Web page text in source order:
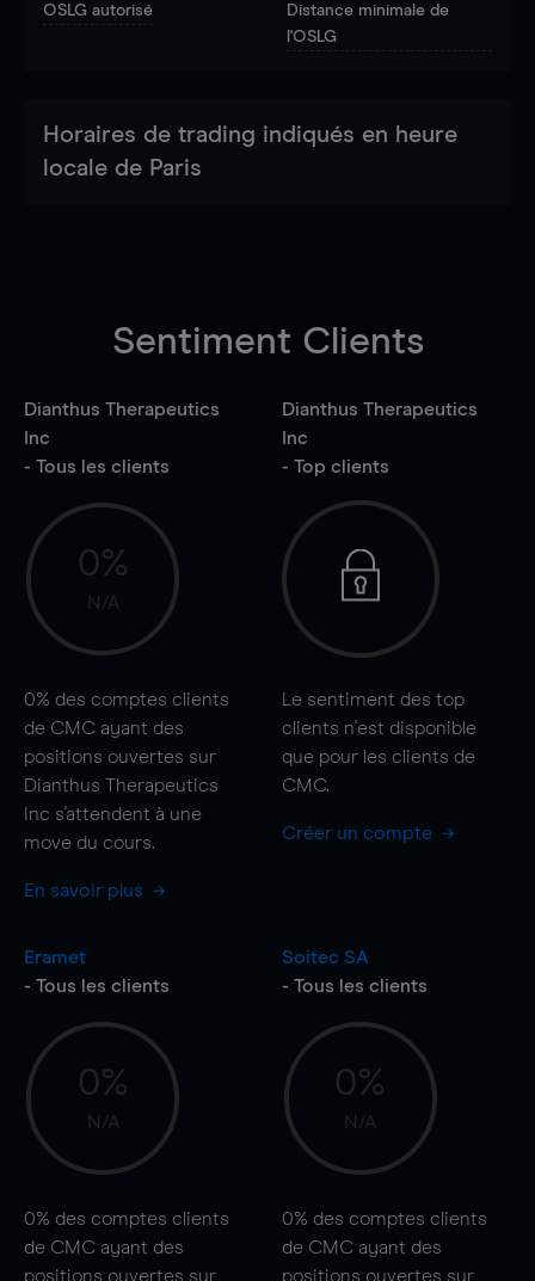
OSLG autorisé
Distance minimale de
l'OSLG
Horaires de trading indiqués en heure
locale de Paris
Sentiment Clients
Dianthus Therapeutics
Inc
- Tous les clients
0%
N/A
0% des comptes clients
de CMC ayant des
positions ouvertes sur
Dianthus Therapeutics
Inc s'attendent à une
move du cours.
En savoir plus
Dianthus Therapeutics
Inc
- Top clients
Le sentiment des top
clients n'est disponible
que pour les clients de
CMC.
Créer un compte
Eramet
- Tous les clients
0%
N/A
0% des comptes clients
de CMC ayant des
positions ouvertes sur
Soitec SA
- Tous les clients
0%
N/A
0% des comptes clients
de CMC ayant des
positions ouvertes sur